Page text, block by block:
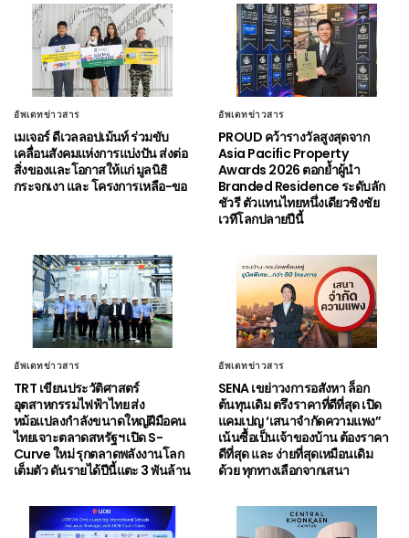
อัพเดทข่าวสาร
เมเจอร์ ดีเวลลอปเม้นท์ ร่วมขับ
เคลื่อนสังคมแห่งการแบ่งปัน ส่งต่อ
สิ่งของและโอกาสให้แก่ มูลนิธิ
กระจกเงา และ โครงการเหลือ-ขอ
อัพเดทข่าวสาร
PROUD คว้ารางวัลสูงสุดจาก
Asia Pacific Property
Awards 2026 ตอกย้ำผู้นำ
Branded Residence ระดับลัก
ชัวรี ตัวแทนไทยหนึ่งเดียวชิงชัย
เวทีโลกปลายปีนี้
อัพเดทข่าวสาร
TRT เขียนประวัติศาสตร์
อุตสาหกรรมไฟฟ้าไทย ส่ง
หม้อแปลงกำลังขนาดใหญ่ฝีมือคน
ไทยเจาะตลาดสหรัฐฯ เปิด S-
Curve ใหม่ รุกตลาดพลังงานโลก
เต็มตัว ดันรายได้ปีนี้แตะ 3 พันล้าน
อัพเดทข่าวสาร
SENA เขย่าวงการอสังหา ล็อก
ต้นทุนเดิม ตรึงราคาที่ดีที่สุด เปิด
แคมเปญ ‘เสนาจำกัดความแพง”
เน้นซื้อเป็นเจ้าของบ้าน ต้องราคา
ดีที่สุด และ ง่ายที่สุดเหมือนเดิม
ด้วย ทุกทางเลือกจากเสนา